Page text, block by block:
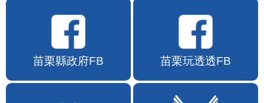
苗栗縣政府FB 苗栗玩透透FB